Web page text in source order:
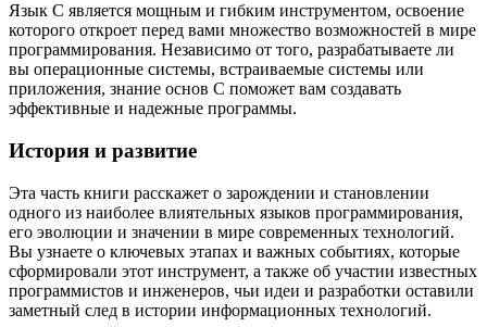
Язык C является мощным и гибким инструментом, освоение
которого откроет перед вами множество возможностей в мире
программирования. Независимо от того, разрабатываете ли
вы операционные системы, встраиваемые системы или
приложения, знание основ C поможет вам создавать
эффективные и надежные программы.
История и развитие
Эта часть книги расскажет о зарождении и становлении
одного из наиболее влиятельных языков программирования,
его эволюции и значении в мире современных технологий.
Вы узнаете о ключевых этапах и важных событиях, которые
сформировали этот инструмент, а также об участии известных
программистов и инженеров, чьи идеи и разработки оставили
заметный след в истории информационных технологий.